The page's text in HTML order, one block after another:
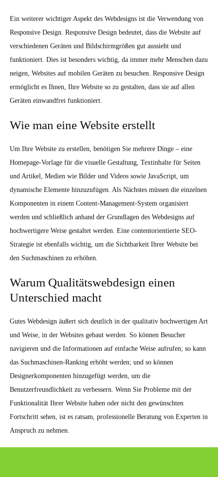
Ein weiterer wichtiger Aspekt des Webdesigns ist die Verwendung von
Responsive Design. Responsive Design bedeutet, dass die Website auf
verschiedenen Geräten und Bildschirmgrößen gut aussieht und
funktioniert. Dies ist besonders wichtig, da immer mehr Menschen dazu
neigen, Websites auf mobilen Geräten zu besuchen. Responsive Design
ermöglicht es Ihnen, Ihre Website so zu gestalten, dass sie auf allen
Geräten einwandfrei funktioniert.
Wie man eine Website erstellt
Um Ihre Website zu erstellen, benötigen Sie mehrere Dinge – eine
Homepage-Vorlage für die visuelle Gestaltung, Textinhalte für Seiten
und Artikel, Medien wie Bilder und Videos sowie JavaScript, um
dynamische Elemente hinzuzufügen. Als Nächstes müssen die einzelnen
Komponenten in einem Content-Management-System organisiert
werden und schließlich anhand der Grundlagen des Webdesigns auf
hochwertigere Weise gestaltet werden. Eine contentorientierte SEO-
Strategie ist ebenfalls wichtig, um die Sichtbarkeit Ihrer Website bei
den Suchmaschinen zu erhöhen.
Warum Qualitätswebdesign einen
Unterschied macht
Gutes Webdesign äußert sich deutlich in der qualitativ hochwertigen Art
und Weise, in der Websites gebaut werden. So können Besucher
navigieren und die Informationen auf einfache Weise aufrufen; so kann
das Suchmaschinen-Ranking erhöht werden; und so können
Designerkomponenten hinzugefügt werden, um die
Benutzerfreundlichkeit zu verbessern. Wenn Sie Probleme mit der
Funktionalität Ihrer Website haben oder nicht den gewünschten
Fortschritt sehen, ist es ratsam, professionelle Beratung von Experten in
Anspruch zu nehmen.